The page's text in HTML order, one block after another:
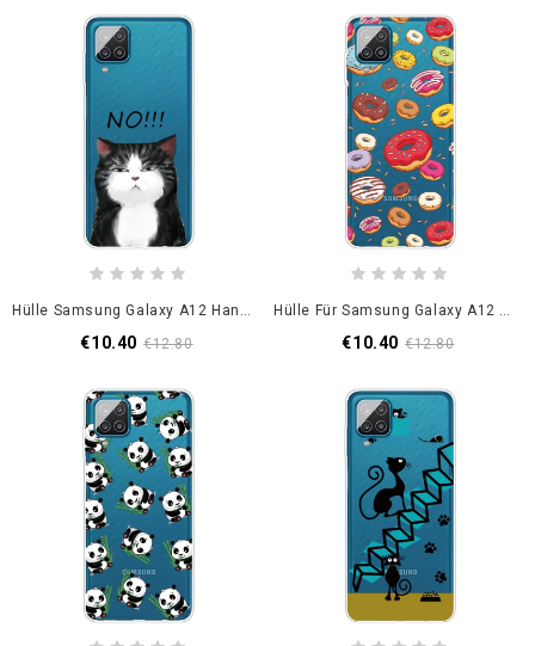
Hülle Samsung Galaxy A12 Handyhülle Die Katze. Die Nein Sagt
€10.40 €12.80
Hülle Für Samsung Galaxy A12 Liebeskrapfen
€10.40 €12.80